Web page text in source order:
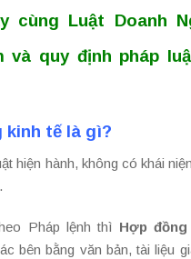
cùng Luật Doanh
và quy định pháp
kinh tế là gì?
hiện hành, không có khái
Pháp lệnh thì Hợp
bên bằng văn bản, tài liệu